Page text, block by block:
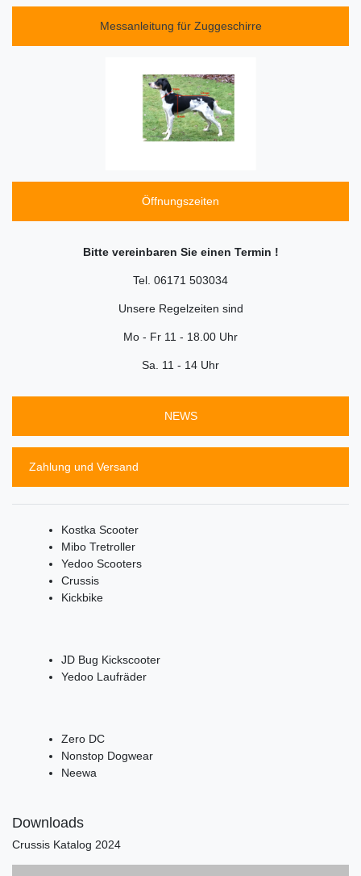
Messanleitung für Zuggeschirre
Öffnungszeiten
Bitte vereinbaren Sie einen Termin !
Tel. 06171 503034
Unsere Regelzeiten sind
Mo - Fr 11 - 18.00 Uhr
Sa. 11 - 14 Uhr
NEWS
Zahlung und Versand
Kostka Scooter
Mibo Tretroller
Yedoo Scooters
Crussis
Kickbike
JD Bug Kickscooter
Yedoo Laufräder
Zero DC
Nonstop Dogwear
Neewa
Downloads
Crussis Katalog 2024